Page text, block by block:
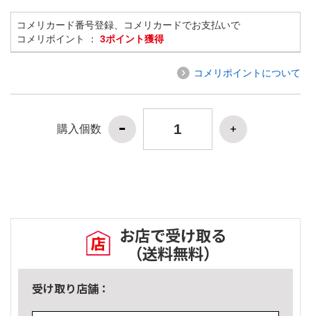
コメリカード番号登録、コメリカードでお支払いで
コメリポイント ： 3ポイント獲得
コメリポイントについて
購入個数
お店で受け取る
（送料無料）
受け取り店舗：